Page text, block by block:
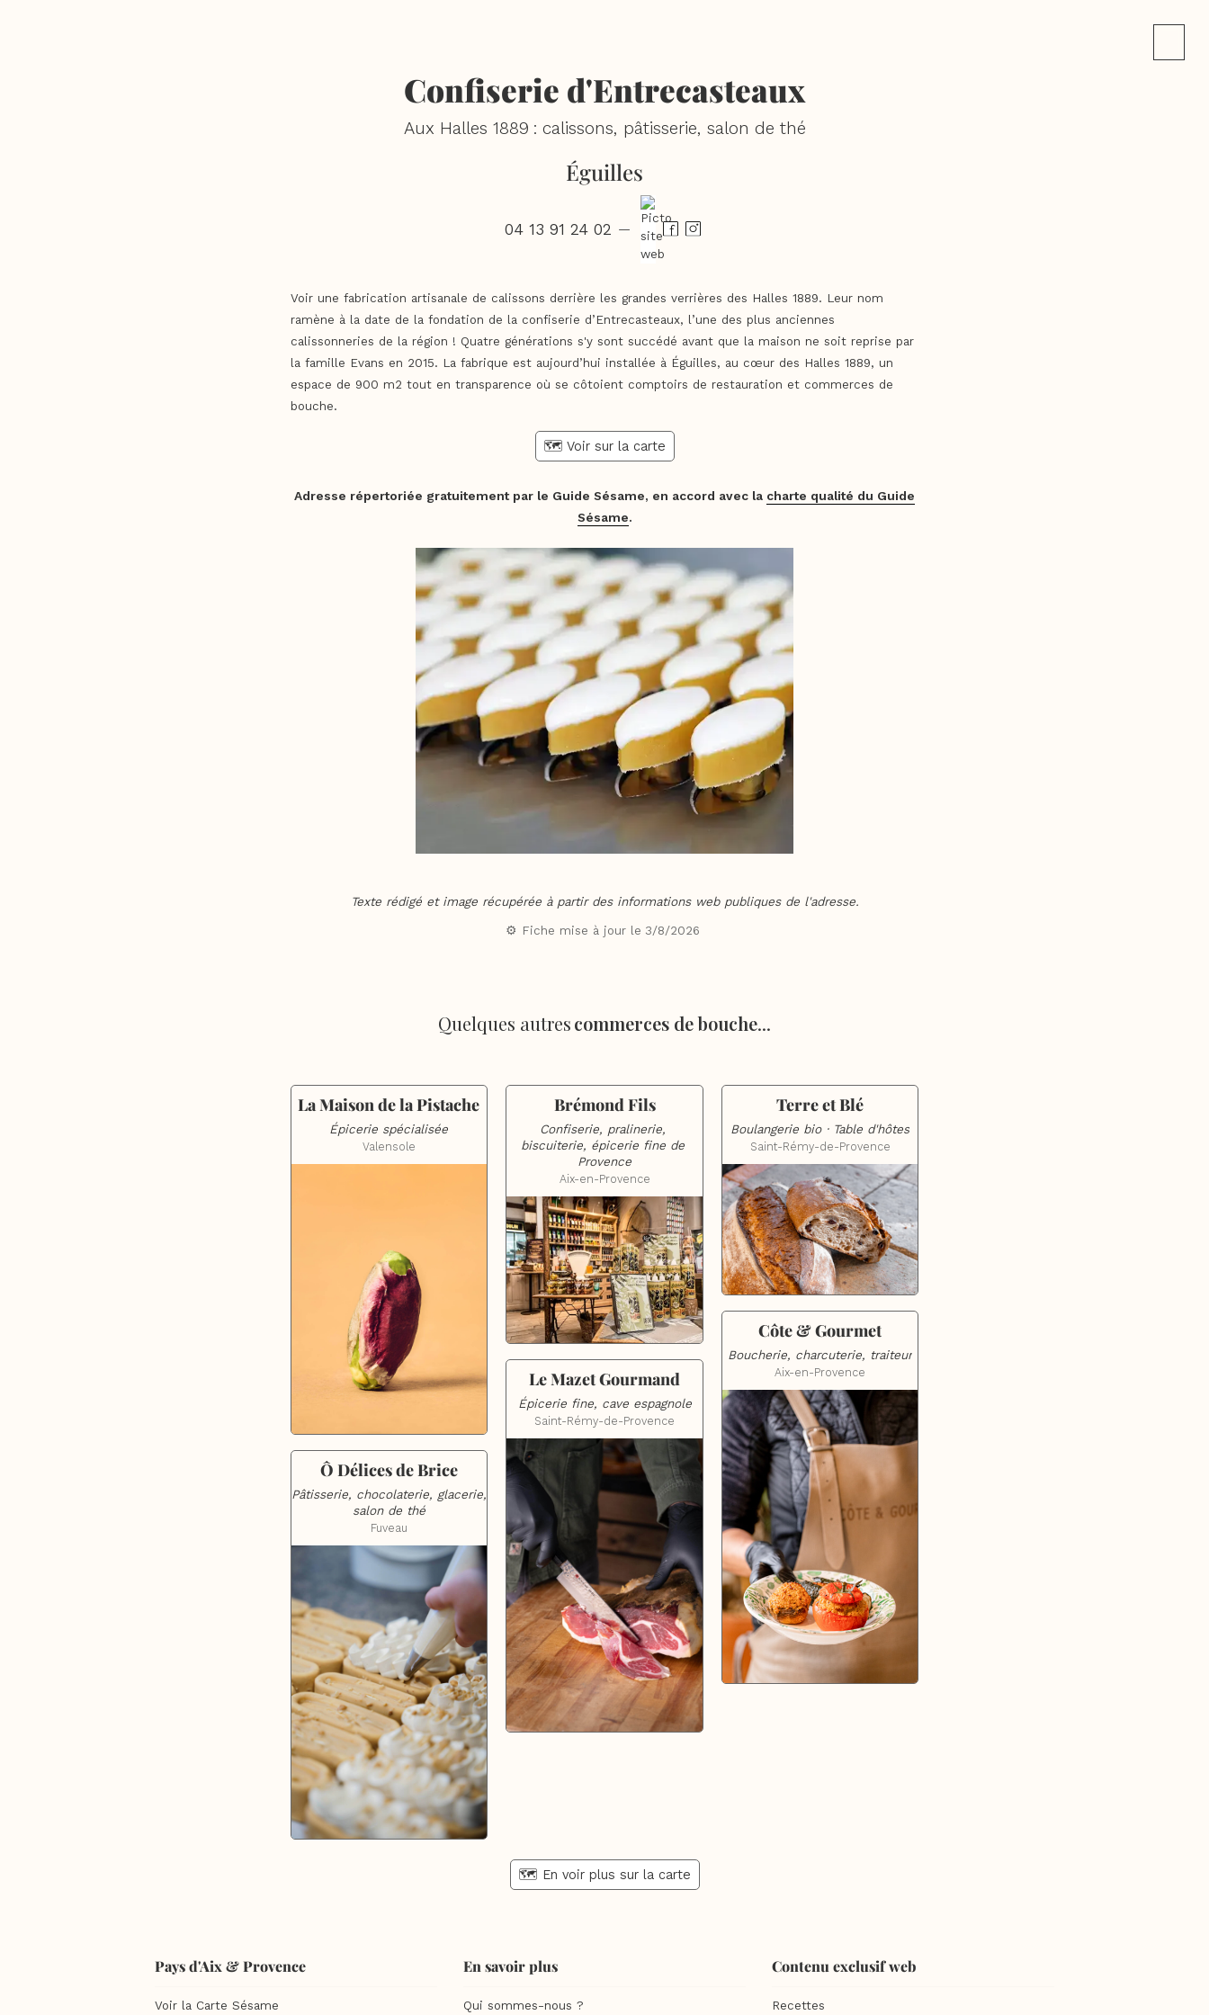
Confiserie d'Entrecasteaux
Aux Halles 1889 : calissons, pâtisserie, salon de thé
Éguilles
04 13 91 24 02 —
Voir une fabrication artisanale de calissons derrière les grandes verrières des Halles 1889. Leur nom
ramène à la date de la fondation de la confiserie d’Entrecasteaux, l’une des plus anciennes
calissonneries de la région ! Quatre générations s'y sont succédé avant que la maison ne soit reprise par
la famille Evans en 2015. La fabrique est aujourd’hui installée à Éguilles, au cœur des Halles 1889, un
espace de 900 m2 tout en transparence où se côtoient comptoirs de restauration et commerces de
bouche.
🗺️ Voir sur la carte
Adresse répertoriée gratuitement par le Guide Sésame, en accord avec la charte qualité du Guide
Sésame.
Texte rédigé et image récupérée à partir des informations web publiques de l'adresse.
⚙️ Fiche mise à jour le 3/8/2026
Quelques autrescommerces de bouche...
La Maison de la Pistache
Épicerie spécialisée
Valensole
Ô Délices de Brice
Pâtisserie, chocolaterie, glacerie,
salon de thé
Fuveau
Brémond Fils
Confiserie, pralinerie,
biscuiterie, épicerie fine de
Provence
Aix-en-Provence
Le Mazet Gourmand
Épicerie fine, cave espagnole
Saint-Rémy-de-Provence
Terre et Blé
Boulangerie bio · Table d'hôtes
Saint-Rémy-de-Provence
Côte & Gourmet
Boucherie, charcuterie, traiteur
Aix-en-Provence
🗺️ En voir plus sur la carte
Pays d'Aix & Provence
Voir la Carte Sésame
En savoir plus
Qui sommes-nous ?
Contenu exclusif web
Recettes